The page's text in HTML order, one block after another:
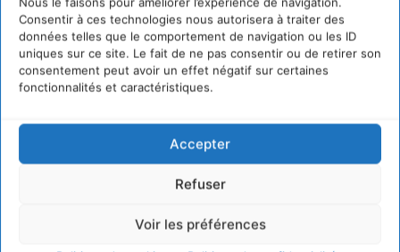
Consentir à ces technologies nous autorisera à traiter des
données telles que le comportement de navigation ou les ID
uniques sur ce site. Le fait de ne pas consentir ou de retirer son
consentement peut avoir un effet négatif sur certaines
fonctionnalités et caractéristiques.
Accepter
Refuser
Voir les préférences
Rédaction Cdurable
https:/cdurable.info